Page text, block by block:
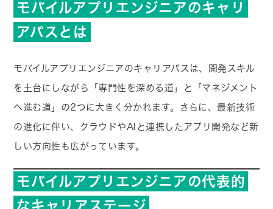
モバイルアプリエンジニアのキャリ
アパスとは
モバイルアプリエンジニアのキャリアパスは、開発スキル
を土台にしながら「専門性を深める道」と「マネジメント
へ進む道」の2つに大きく分かれます。さらに、最新技術
の進化に伴い、クラウドやAIと連携したアプリ開発など新
しい方向性も広がっています。
モバイルアプリエンジニアの代表的
なキャリアステージ